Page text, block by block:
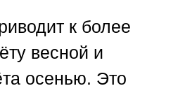
к более
весной и
осенью. Это